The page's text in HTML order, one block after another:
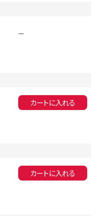
—
カートに入れる
カートに入れる